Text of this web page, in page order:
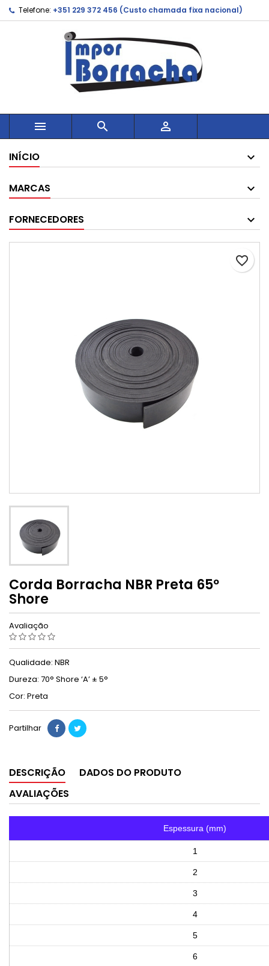
Telefone: +351 229 372 456 (Custo chamada fixa nacional)
  
INÍCIO
MARCAS
FORNECEDORES
favorite_border
Corda Borracha NBR Preta 65º
Shore
Avaliação
Qualidade: NBR
Dureza: 70° Shore ‘A’ ± 5°
Cor: Preta
Partilhar
DESCRIÇÃO
DADOS DO PRODUTO
AVALIAÇÕES
Espessura (mm)
1
2
3
4
5
6